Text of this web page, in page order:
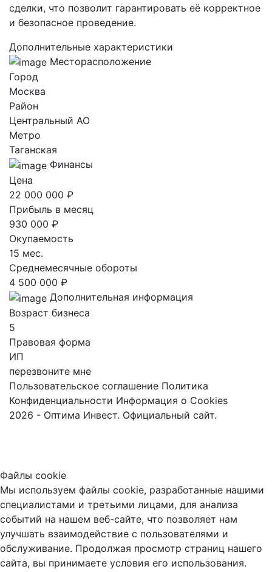
сделки, что позволит гарантировать её корректное
и безопасное проведение.
Дополнительные характеристики
Месторасположение
Город
Москва
Район
Центральный AO
Метро
Таганская
Финансы
Цена
22 000 000 ₽
Прибыль в месяц
930 000 ₽
Окупаемость
15 мес.
Среднемесячные обороты
4 500 000 ₽
Дополнительная информация
Возраст бизнеса
5
Правовая форма
ИП
перезвоните мне
Пользовательское соглашение Политика
Конфиденциальности Информация о Cookies
2026 - Оптима Инвест. Официальный сайт.
Файлы cookie
Мы используем файлы cookie, разработанные нашими
специалистами и третьими лицами, для анализа
событий на нашем веб-сайте, что позволяет нам
улучшать взаимодействие с пользователями и
обслуживание. Продолжая просмотр страниц нашего
сайта, вы принимаете условия его использования.